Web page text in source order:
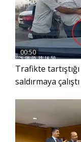
00:50
Trafikte
saldırmaya çalıştı